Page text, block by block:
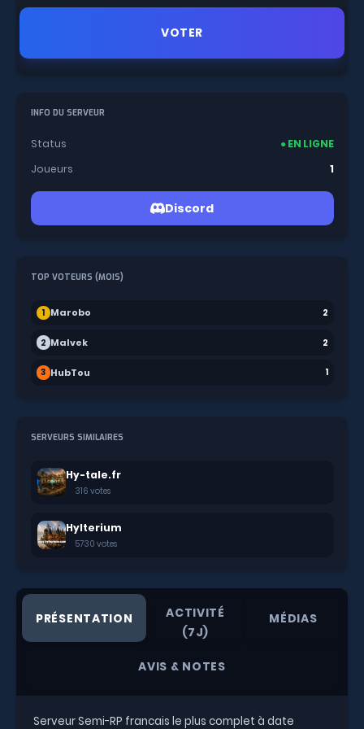
VOTER
INFO DU SERVEUR
Status
● EN LIGNE
Joueurs
1
Discord
TOP VOTEURS (MOIS)
1 Marobo 2
2 Malvek 2
3 HubTou 1
SERVEURS SIMILAIRES
Hy-tale.fr
316 votes
Hylterium
5730 votes
PRÉSENTATION
ACTIVITÉ
(7J)
MÉDIAS
AVIS & NOTES
Serveur Semi-RP francais le plus complet à date